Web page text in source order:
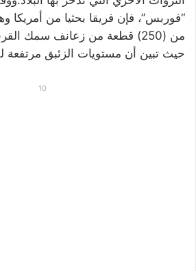
“فوربس”، فإن فريقا بحثيا من أمريكا
من (250) قطعة من زعانف سمك
حيث تبين أن مستويات الزئبق مرتفعة
10